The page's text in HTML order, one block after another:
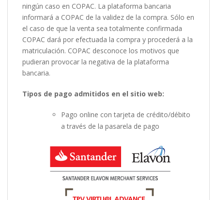
ningún caso en COPAC. La plataforma bancaria
informará a COPAC de la validez de la compra. Sólo en
el caso de que la venta sea totalmente confirmada
COPAC dará por efectuada la compra y procederá a la
matriculación. COPAC desconoce los motivos que
pudieran provocar la negativa de la plataforma
bancaria.
Tipos de pago admitidos en el sitio web:
Pago online con tarjeta de crédito/débito
a través de la pasarela de pago